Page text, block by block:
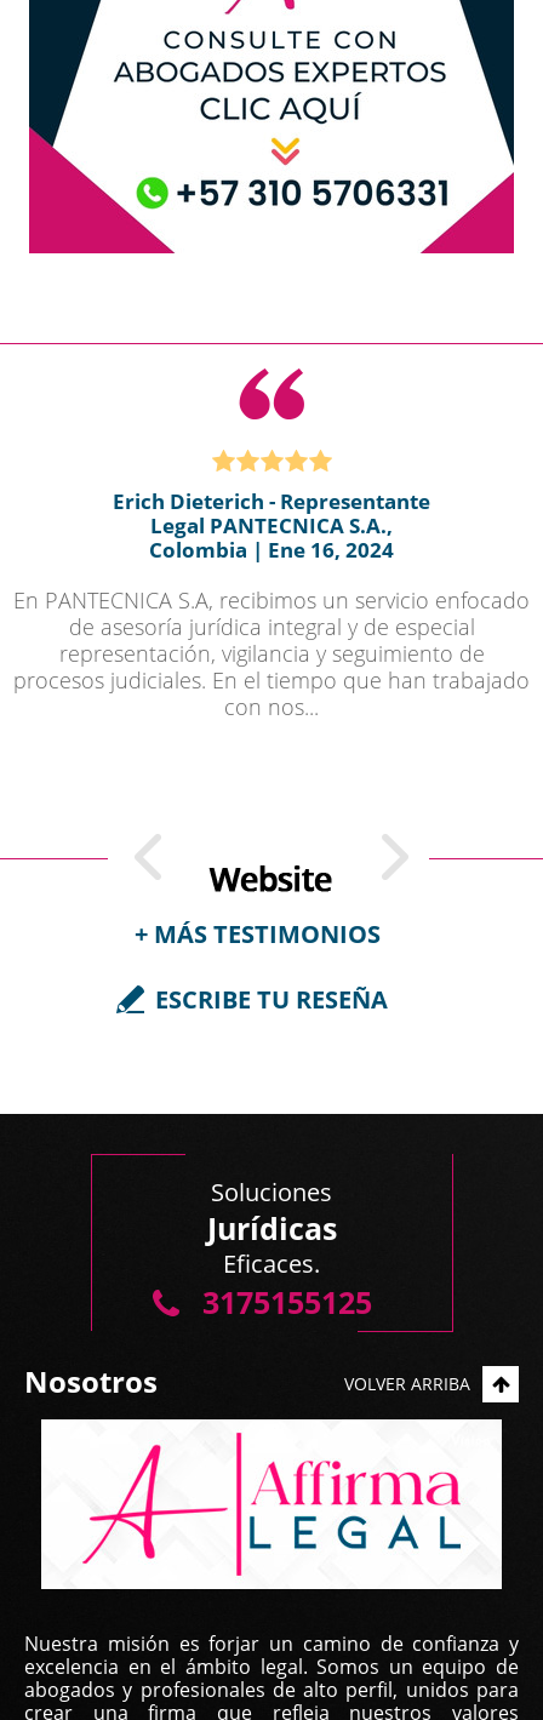
Erich Dieterich - Representante
Legal PANTECNICA S.A.,
Colombia | Ene 16, 2024
En PANTECNICA S.A, recibimos un servicio enfocado
de asesoría jurídica integral y de especial
representación, vigilancia y seguimiento de
procesos judiciales. En el tiempo que han trabajado
con nos...
Nos gustó mucho su trabajo y profesionalismo.
Mis mejores deseos y lo estaremos contactando si
...
Buen día, estimado equipo
Primero que todo para darles las gracias por su
+ MÁS TESTIMONIOS
ESCRIBE TU RESEÑA
Soluciones
Jurídicas
Eficaces.
3175155125
Nosotros
Nuestra misión es forjar un camino de confianza y
excelencia en el ámbito legal. Somos un equipo de
abogados y profesionales de alto perfil, unidos para
crear una firma que refleja nuestros valores
VOLVER ARRIBA